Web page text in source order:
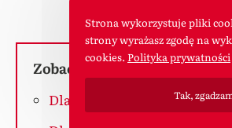
Zobacz inne wpisy o tej
Dlaczego warto jeździć na
Strona wykorzystuje pliki
strony wyrażasz zgodę na
cookies. Polityka prywatności
Tak,